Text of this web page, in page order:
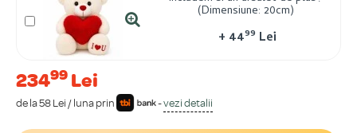
23499 Lei
de la 58 Lei / luna prin -vezi detalii
(Dimensiune: 20cm)
+ 4499 Lei